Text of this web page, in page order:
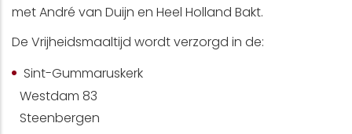
met André van Duijn en Heel Holland Bakt.
De Vrijheidsmaaltijd wordt verzorgd in de:
Sint-Gummaruskerk
Westdam 83
Steenbergen